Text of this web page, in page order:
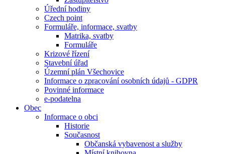
Úřední hodiny
Czech point
Formuláře, informace, svatby
Matrika, svatby
Formuláře
Krizové řízení
Stavební úřad
Územní plán Všechovice
Informace o zpracování osobních údajů - GDPR
Povinné informace
e-podatelna
Obec
Informace o obci
Historie
Současnost
Občanská vybavenost a služby